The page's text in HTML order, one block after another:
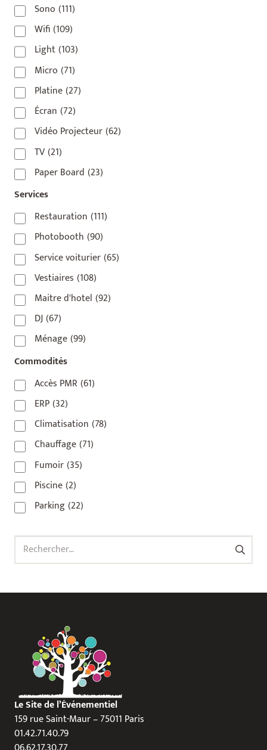
75004(2)
75006 (5)
75007(7)
75008 (17)
75009(5)
75010 (9)
75011 (17)
75012(8)
75013(2)
75014
75015 (3)
75016(14)
75017(2)
75018(7)
75019(4)
75020
92110(1)
92800(1)
93
(1)
93 420(1)
93100(1)
93200
93500 (1)
Sono (111)
Wifi(109)
Light(103)
Micro (71)
Platine(27)
Écran (72)
Vidéo Projecteur(62)
TV(21)
Paper Board (23)
Services
Restauration (111)
Photobooth (90)
Service voiturier(65)
Vestiaires (108)
Maitre d'hotel (92)
DJ(67)
Ménage(99)
Commodités
Accès PMR (61)
ERP(32)
Climatisation (78)
Chauffage(71)
Fumoir(35)
Piscine(2)
Parking(22)
Rechercher :
Le Site de l’Événementiel
159 rue Saint-Maur – 75011 Paris
01.42.71.40.79